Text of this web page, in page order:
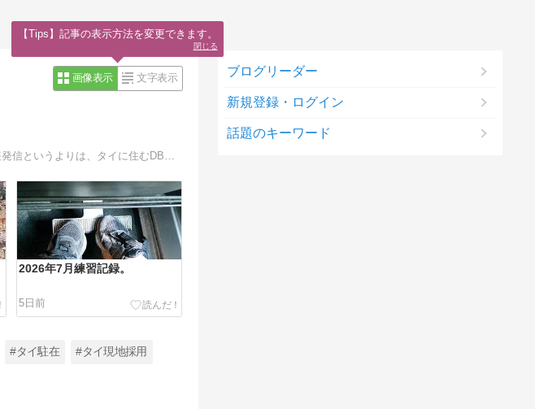
画像表示 文字表示
2026年7月練習記録。
5日前
#タイ駐在 #タイ現地採用
ブログリーダー
新規登録・ログイン
話題のキーワード
【Tips】記事の表示方法を変更できます。
閉じる